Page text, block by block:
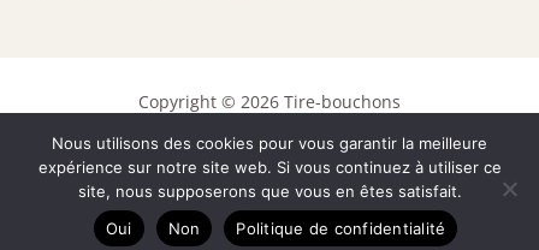
Copyright © 2026 Tire-bouchons
Contact
Mentions légales
Politique de confidentialité
Nous utilisons des cookies pour vous garantir la meilleure
expérience sur notre site web. Si vous continuez à utiliser ce
site, nous supposerons que vous en êtes satisfait.
Oui
Non Politique de confidentialité